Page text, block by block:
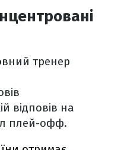
тренер
відповів на
плей-офф.